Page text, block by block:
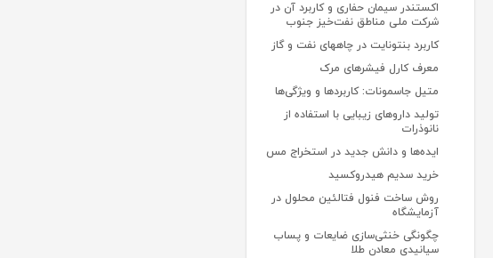
اکستندر سیمان حفاری و کاربرد آن در
شرکت ملی مناطق نفت‌خیز جنوب
کاربرد بنتونایت در چاههای نفت و گاز
معرف‌ کارل فیشرهای مرک
متیل جاسمونات: کاربردها و ویژگی‌ها
تولید داروهای زیبایی با استفاده از
نانوذرات
ایده‌ها و دانش جدید در استخراج مس
خرید سدیم هیدروکسید
روش ساخت فنول فتالئین محلول در
آزمایشگاه
چگونگی خنثی‌سازی ضایعات و پساب
سیانیدی معادن طلا